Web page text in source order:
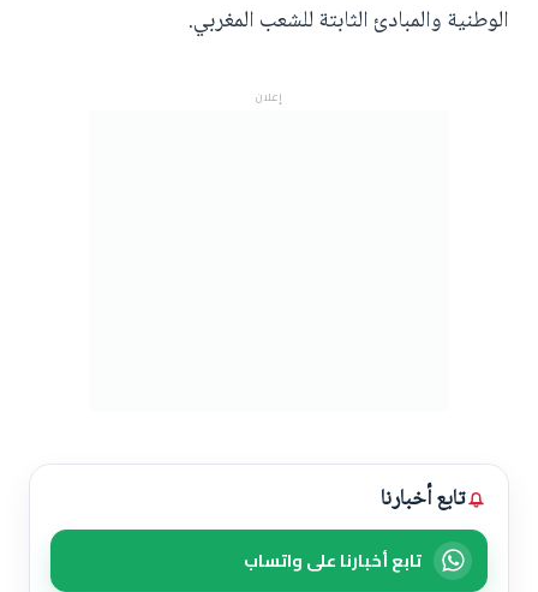
الوطنية والمبادئ الثابتة للشعب المغربي.
إعلان
تابع أخبارنا
تابع أخبارنا على واتساب